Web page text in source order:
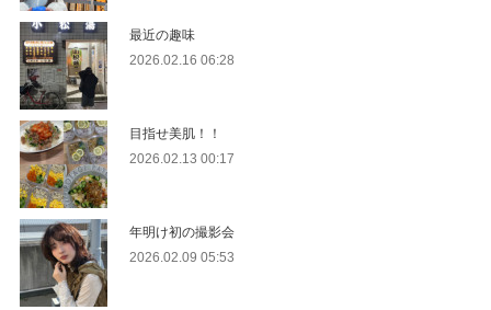
最近の趣味
2026.02.16 06:28
目指せ美肌！！
2026.02.13 00:17
年明け初の撮影会
2026.02.09 05:53